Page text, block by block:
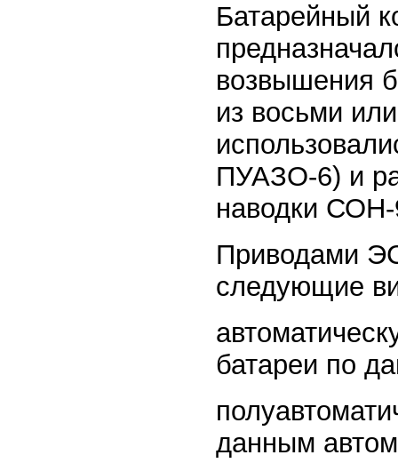
Батарейный
возвышения
из восьми
ПУАЗО-6) и
наводки
Приводами
следующие
батареи по
данным